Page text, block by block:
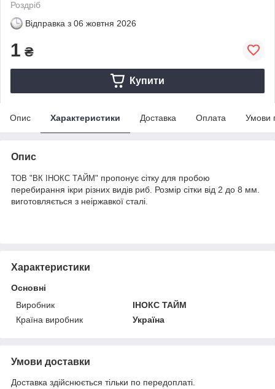
Роздріб
Відправка з 06 жовтня 2026
1 ₴
Купити
Опис Характеристики Доставка Оплата Умови
Опис
ТОВ "ВК IНОКС ТАЙМ" пропонує сітку для пробою
перебирання ікри різних видів риб. Розмір сітки від 2 до 8 мм.
виготовляється з неіржавкої сталі.
Характеристики
Основні
Виробник
ІНОКС ТАЙМ
Країна виробник
Україна
Умови доставки
Доставка здійснюється тільки по передоплаті.